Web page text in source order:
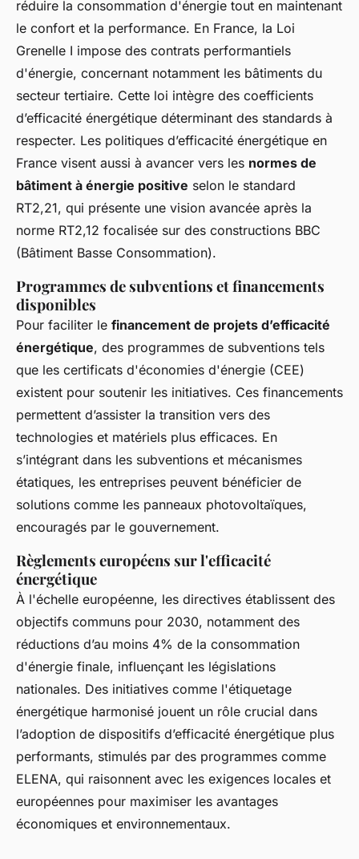
réduire la consommation d'énergie tout en maintenant
le confort et la performance. En France, la Loi
Grenelle I impose des contrats performantiels
d'énergie, concernant notamment les bâtiments du
secteur tertiaire. Cette loi intègre des coefficients
d’efficacité énergétique déterminant des standards à
respecter. Les politiques d’efficacité énergétique en
France visent aussi à avancer vers les normes de
bâtiment à énergie positive selon le standard
RT2,21, qui présente une vision avancée après la
norme RT2,12 focalisée sur des constructions BBC
(Bâtiment Basse Consommation).
Programmes de subventions et financements
disponibles
Pour faciliter le financement de projets d’efficacité
énergétique, des programmes de subventions tels
que les certificats d'économies d'énergie (CEE)
existent pour soutenir les initiatives. Ces financements
permettent d’assister la transition vers des
technologies et matériels plus efficaces. En
s’intégrant dans les subventions et mécanismes
étatiques, les entreprises peuvent bénéficier de
solutions comme les panneaux photovoltaïques,
encouragés par le gouvernement.
Règlements européens sur l'efficacité
énergétique
À l'échelle européenne, les directives établissent des
objectifs communs pour 2030, notamment des
réductions d’au moins 4% de la consommation
d'énergie finale, influençant les législations
nationales. Des initiatives comme l'étiquetage
énergétique harmonisé jouent un rôle crucial dans
l’adoption de dispositifs d’efficacité énergétique plus
performants, stimulés par des programmes comme
ELENA, qui raisonnent avec les exigences locales et
européennes pour maximiser les avantages
économiques et environnementaux.